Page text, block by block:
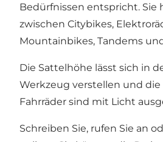
Bedürfnissen entspricht. Sie
zwischen Citybikes,
Mountainbikes, Tandems
Die Sattelhöhe lässt sich in
Werkzeug verstellen und
Fahrräder sind mit Licht
Schreiben Sie, rufen Sie an